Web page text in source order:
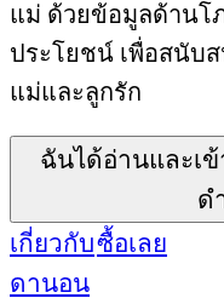
แม่ ด้วยข้อมูลด้านโ
ประโยชน์ เพื่อสนั
แม่และลูกรัก
ฉันได้อ่านและเ
ด
เกี่ยวกับ
ดานอน
ซื้อเลย